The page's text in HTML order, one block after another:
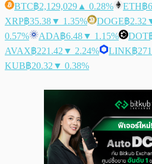
BTC฿2,129,029 ▲ 0.28% ETH฿
XRP฿35.38▼ 1.35% DOGE฿2.32
0.57%
ADA฿6.48▼ 1.15% DOT
AVAX฿221.42 ▼ 2.24% LINK฿
KUB฿20.32 ▼ 0.38%